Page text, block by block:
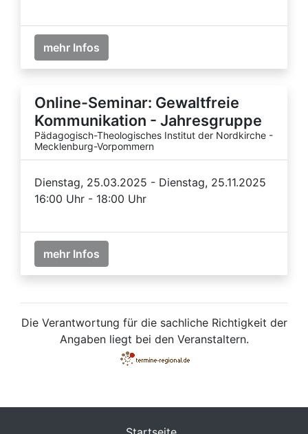
mehr Infos
Online-Seminar: Gewaltfreie
Kommunikation - Jahresgruppe
Pädagogisch-Theologisches Institut der Nordkirche -
Mecklenburg-Vorpommern
Dienstag, 25.03.2025 - Dienstag, 25.11.2025
16:00 Uhr - 18:00 Uhr
mehr Infos
Die Verantwortung für die sachliche Richtigkeit der
Angaben liegt bei den Veranstaltern.